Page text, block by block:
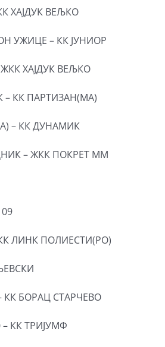
ХАЈДУК ВЕЉКО
УЖИЦЕ – КК ЈУНИОР
ХАЈДУК ВЕЉКО
– КК ПАРТИЗАН(МА)
– КК ДУНАМИК
– ЖКК ПОКРЕТ ММ
ЛИНК ПОЛИЕСТИ(РО)
КК БОРАЦ СТАРЧЕВО
– КК ТРИЈУМФ